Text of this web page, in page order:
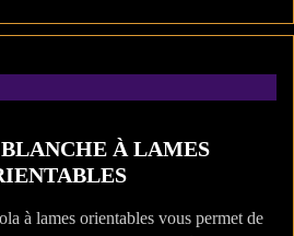
À LAMES
à lames orientables vous permet de